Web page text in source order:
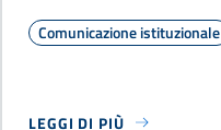
Comunicazione istituzionale
LEGGI DI PIÙ